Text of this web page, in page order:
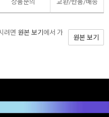
상품문의 교환/반품/배송
려면 원본 보기 에서 가
원본 보기